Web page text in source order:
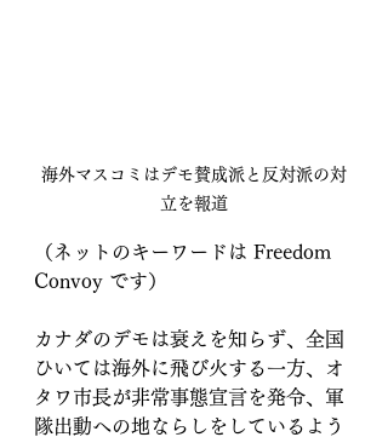
海外マスコミはデモ賛成派と反対派の対
立を報道
（ネットのキーワードは Freedom
Convoy です）
カナダのデモは衰えを知らず、全国
ひいては海外に飛び火する一方、オ
タワ市長が非常事態宣言を発令、軍
隊出動への地ならしをしているよう